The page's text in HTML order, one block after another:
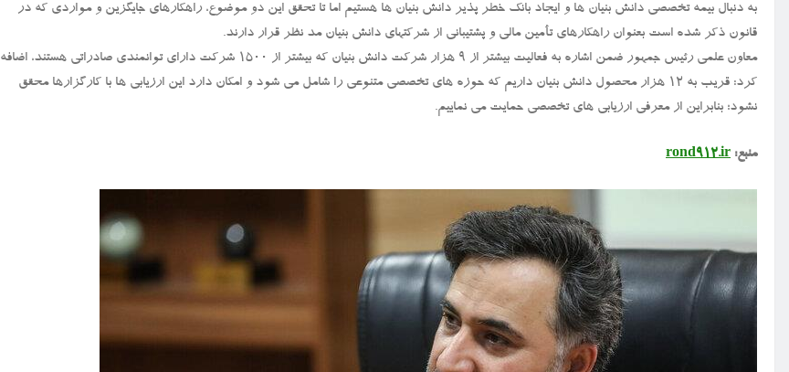
به دنبال بیمه تخصصی دانش بنیان ها و ایجاد بانک خطر پذیر دانش بنیان ها هستیم اما تا تحقق این دو موضوع، راهکارهای جایگزین و مواردی که در
قانون ذکر شده است بعنوان راهکارهای تأمین مالی و پشتیبانی از شرکتهای دانش بنیان مد نظر قرار دارند.
معاون علمی رئیس جمهور ضمن اشاره به فعالیت بیشتر از ۹ هزار شرکت دانش بنیان که بیشتر از ۱۵۰۰ شرکت دارای توانمندی صادراتی هستند، اضافه
کرد: قریب به ۱۲ هزار محصول دانش بنیان داریم که حوزه های تخصصی متنوعی را شامل می شود و امکان دارد این ارزیابی ها با کارگزارها محقق
نشود؛ بنابراین از معرفی ارزیابی های تخصصی حمایت می نماییم.
منبع: rond912.ir